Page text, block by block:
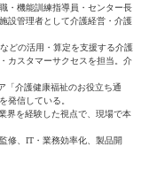
・機能訓練指導員・センター長
設管理者として介護経営・介護
どの活用・算定を支援する介護
カスタマーサクセスを担当。介
「介護健康福祉のお役立ち通
発信している。
界を経験した視点で、現場で本
修、IT・業務効率化、製品開